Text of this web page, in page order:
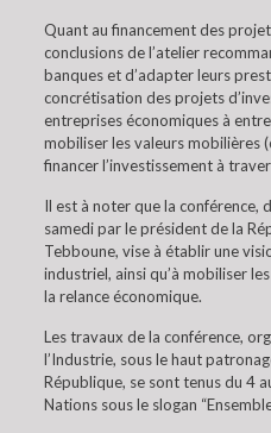
Quant au financement des
conclusions de l’atelier
banques et d’adapter leurs
concrétisation des projets
entreprises économiques à
mobiliser les valeurs mobilières
financer l’investissement à
Il est à noter que la conférence,
samedi par le président de la
Tebboune, vise à établir une
industriel, ainsi qu’à mobiliser
la relance économique.
Les travaux de la conférence,
l’Industrie, sous le haut
République, se sont tenus du 4
Nations sous le slogan